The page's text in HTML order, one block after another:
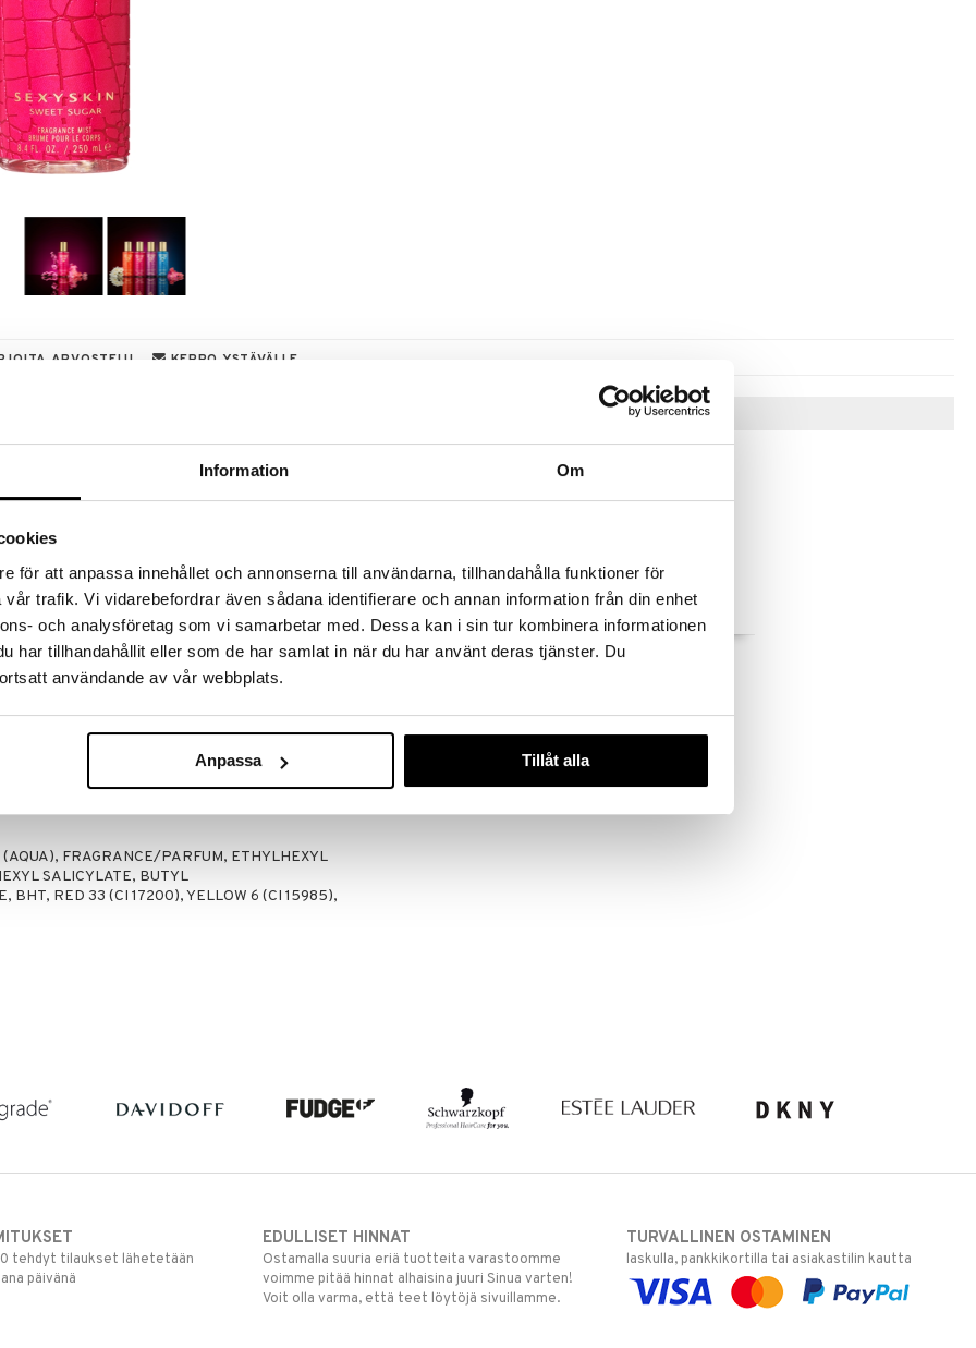
Information Om
för att anpassa innehållet och annonserna till användarna, tillhandahålla funktioner för
trafik. Vi vidarebefordrar även sådana identifierare och annan information från din enhet
och analysföretag som vi samarbetar med. Dessa kan i sin tur kombinera informationen
har tillhandahållit eller som de har samlat in när du har använt deras tjänster. Du
användande av vår webbplats.
Anpassa Tillåt alla
ARVOSTELU KERRO YSTÄVÄLLE
löydöt kotiin!
suuren valikoiman jännittäviä tuotteita
voivat päästä loppumaan!
ale-löydöt »
body mistin pehmeää kosketusta, leikkisä ja
mieleen unenomaisen paon makeuden.
bergamotin ja vaaleanpunaisten marjojen
lähtien. Kristallisokerin ja mantelin sydän johtaa
ja santelipuun pohjaan. Guess Sexy Skin
hurmata vastustamattomalla makeudellaan ja
FRAGRANCE/PARFUM, ETHYLHEXYL
SALICYLATE, BUTYL
BHT, RED 33 (CI 17200), YELLOW 6 (CI 15985),
Vinkkejä sinulle
Guess Ibiza Radiant
16,96
Guess Sexy Skin Solar
18,95
tehdyt tilaukset lähetetään
päivänä
EDULLISET HINNAT
Ostamalla suuria eriä tuotteita varastoomme
voimme pitää hinnat alhaisina juuri Sinua varten!
Voit olla varma, että teet löytöjä sivuillamme.
TURVALLINEN OSTAMINEN
laskulla, pankkikortilla tai asiakastilin kautta